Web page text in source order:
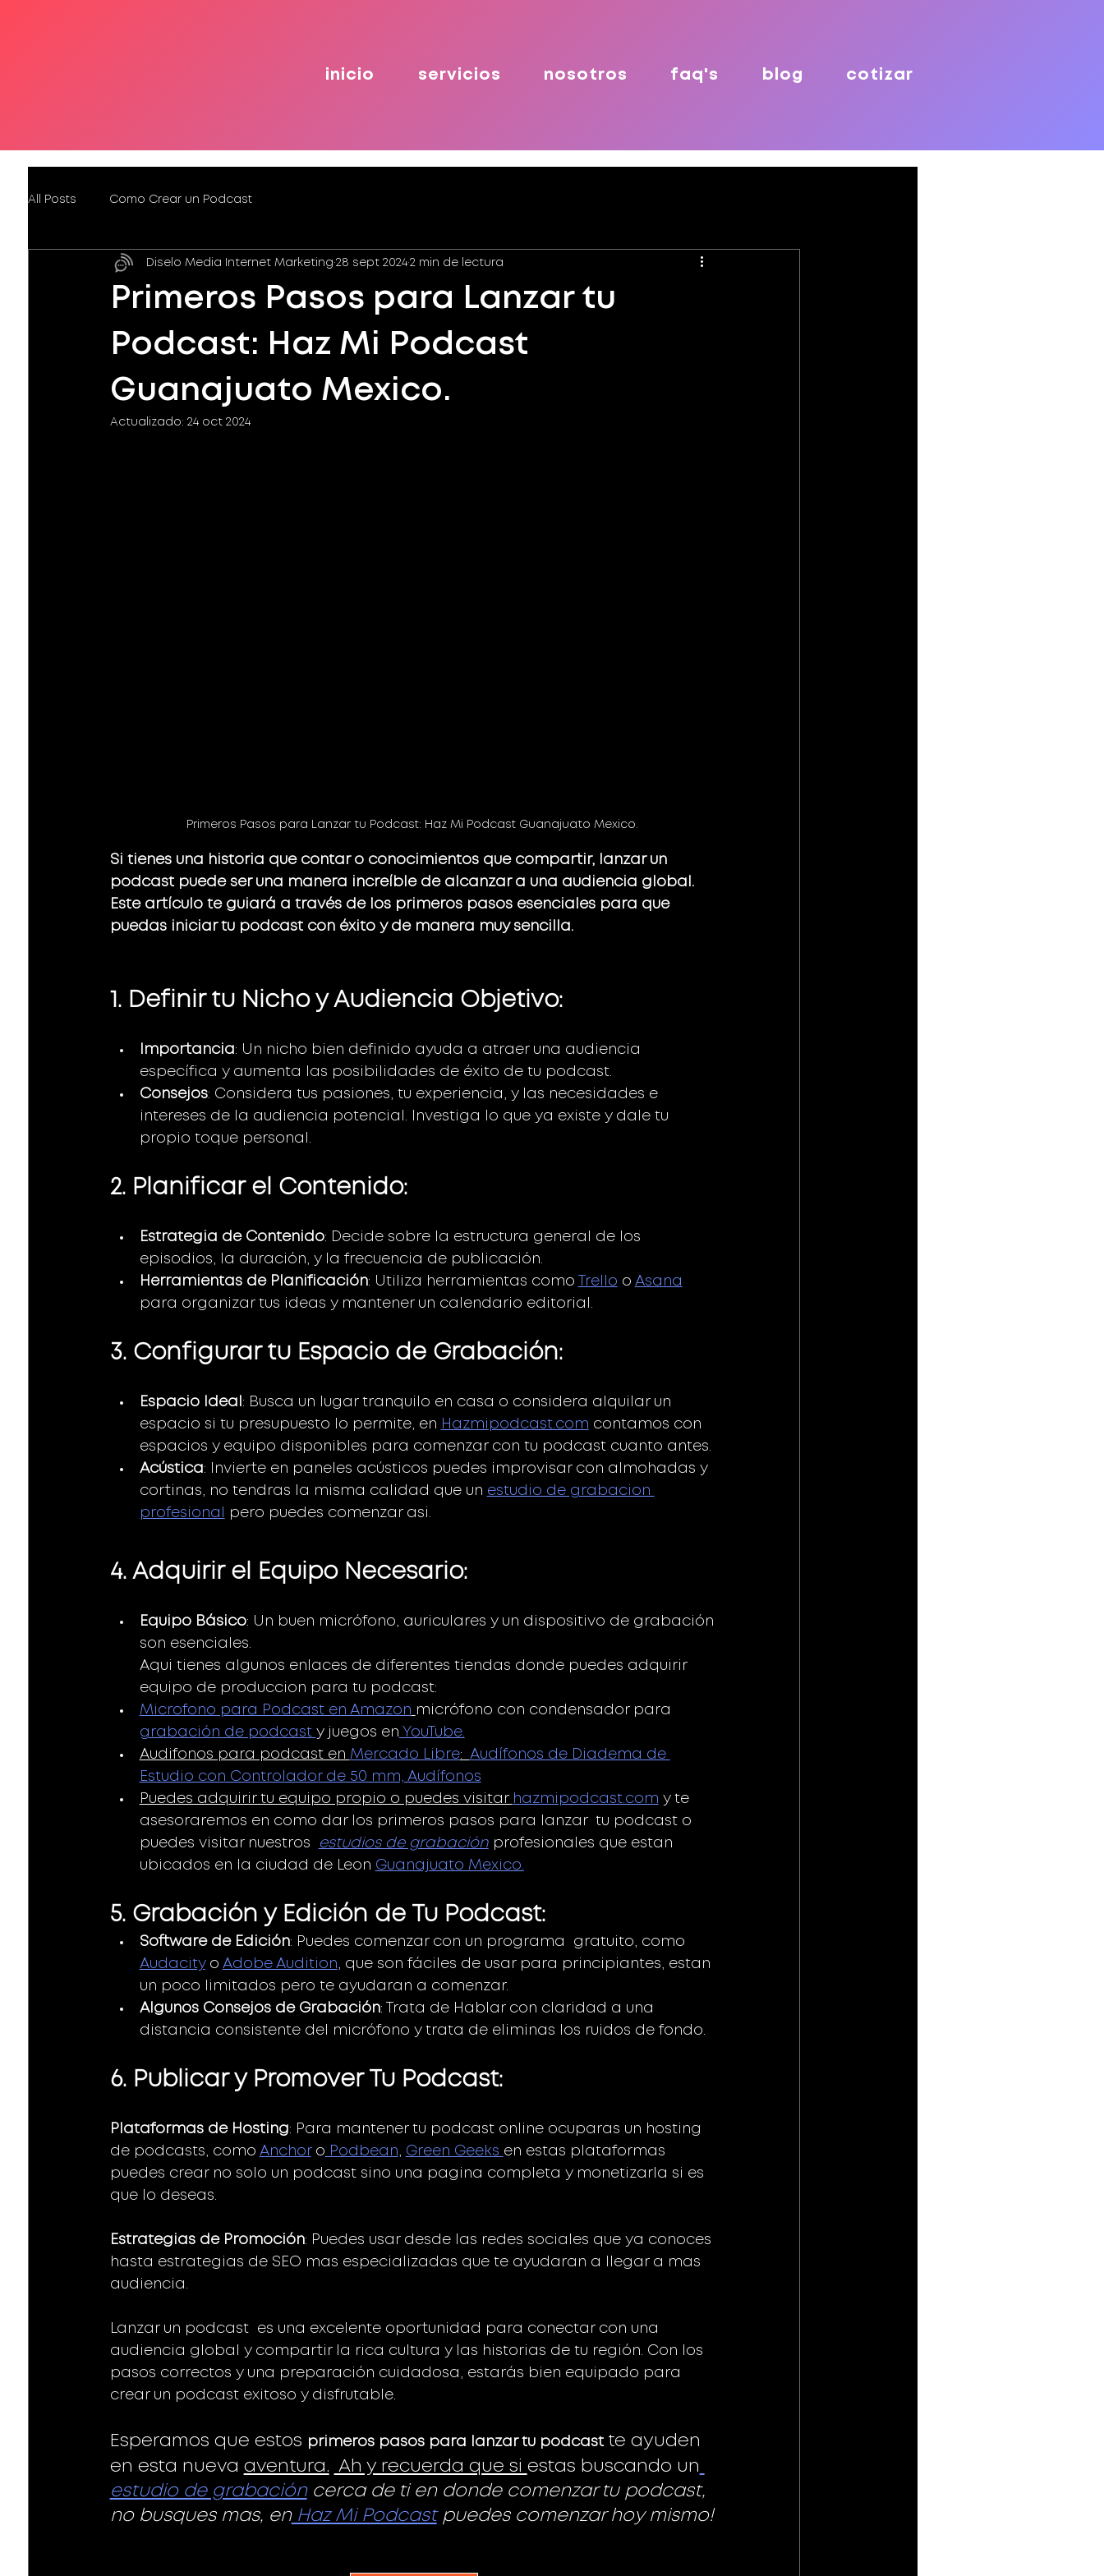
inicio servicios nosotros faq's blog cotizar
All Posts Como Crear un Podcast
Primeros Pasos para Lanzar tu
Podcast: Haz Mi Podcast
Guanajuato Mexico.
Diselo Media Internet Marketing 28 sept 2024 2 min de lectura
Actualizado: 24 oct 2024
Primeros Pasos para Lanzar tu Podcast: Haz Mi Podcast Guanajuato Mexico.
Si tienes una historia que contar o conocimientos que compartir, lanzar un
podcast puede ser una manera increíble de alcanzar a una audiencia global.
Este artículo te guiará a través de los primeros pasos esenciales para que
puedas iniciar tu podcast con éxito y de manera muy sencilla.
1. Definir tu Nicho y Audiencia Objetivo:
Importancia: Un nicho bien definido ayuda a atraer una audiencia
específica y aumenta las posibilidades de éxito de tu podcast.
Consejos: Considera tus pasiones, tu experiencia, y las necesidades e
intereses de la audiencia potencial. Investiga lo que ya existe y dale tu
propio toque personal.
2. Planificar el Contenido:
Estrategia de Contenido: Decide sobre la estructura general de los
episodios, la duración, y la frecuencia de publicación.
Herramientas de Planificación: Utiliza herramientas como Trello o Asana
para organizar tus ideas y mantener un calendario editorial.
3. Configurar tu Espacio de Grabación:
Espacio Ideal : Busca un lugar tranquilo en casa o considera alquilar un
espacio si tu presupuesto lo permite, en Hazmipodcast.com contamos con
espacios y equipo disponibles para comenzar con tu podcast cuanto antes.
Acústica: Invierte en paneles acústicos puedes improvisar con almohadas y
cortinas, no tendras la misma calidad que un estudio de grabacion
profesional
pero puedes comenzar asi.
4. Adquirir el Equipo Necesario:
Equipo Básico: Un buen micrófono, auriculares y un dispositivo de grabación
son esenciales.
Aqui tienes algunos enlaces de diferentes tiendas donde puedes adquirir
equipo de produccion para tu podcast:
Microfono para Podcast en Amazon micrófono con condensador para
grabación de podcast y juegos en YouTube.
Audifonos para podcast en Mercado Libre: Audífonos de Diadema de
Estudio con Controlador de 50 mm, Audífonos
Puedes adquirir tu equipo propio o puedes visitar hazmipodcast.com y te
asesoraremos en como dar los primeros pasos para lanzar  tu podcast o
puedes visitar nuestros
estudios de grabación profesionales que estan
ubicados en la ciudad de Leon Guanajuato Mexico.
5. Grabación y Edición de Tu Podcast:
Software de Edición: Puedes comenzar con un programa  gratuito, como
Audacity o Adobe Audition , que son fáciles de usar para principiantes, estan
un poco limitados pero te ayudaran a comenzar.
Algunos Consejos de Grabación: Trata de Hablar con claridad a una
distancia consistente del micrófono y trata de eliminas los ruidos de fondo.
6. Publicar y Promover Tu Podcast:
Plataformas de Hosting: Para mantener tu podcast online ocuparas un hosting
de podcasts, como Anchor o Podbean Green Geeks en estas plataformas
puedes crear no solo un podcast sino una pagina completa y monetizarla si es
que lo deseas.
Estrategias de Promoción: Puedes usar desde las redes sociales que ya conoces
hasta estrategias de SEO mas especializadas que te ayudaran a llegar a mas
audiencia.
Lanzar un podcast  es una excelente oportunidad para conectar con una
audiencia global y compartir la rica cultura y las historias de tu región. Con los
pasos correctos y una preparación cuidadosa, estarás bien equipado para
crear un podcast exitoso y disfrutable.
Esperamos que estos primeros pasos para lanzar tu podcast te ayuden
en esta nueva aventura. Ah y recuerda que si estas buscando un
estudio de grabación cerca de ti en donde comenzar tu podcast,
no busques mas, en Haz Mi Podcast puedes comenzar hoy mismo!